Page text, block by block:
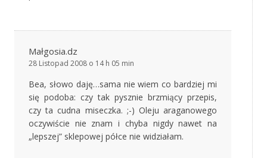
Małgosia.dz
28 Listopad 2008 o 14 h 05 min
Bea, słowo daję…sama nie wiem co bardziej mi
się podoba: czy tak pysznie brzmiący przepis,
czy ta cudna miseczka. ;-) Oleju araganowego
oczywiście nie znam i chyba nigdy nawet na
„lepszej” sklepowej półce nie widziałam.